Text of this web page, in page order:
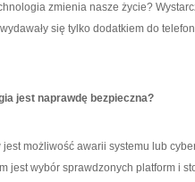
zmienia nasze życie?
się tylko dodatkiem do
jest naprawdę bezpieczna?
możliwość awarii systemu lub
jest wybór sprawdzonych platform i